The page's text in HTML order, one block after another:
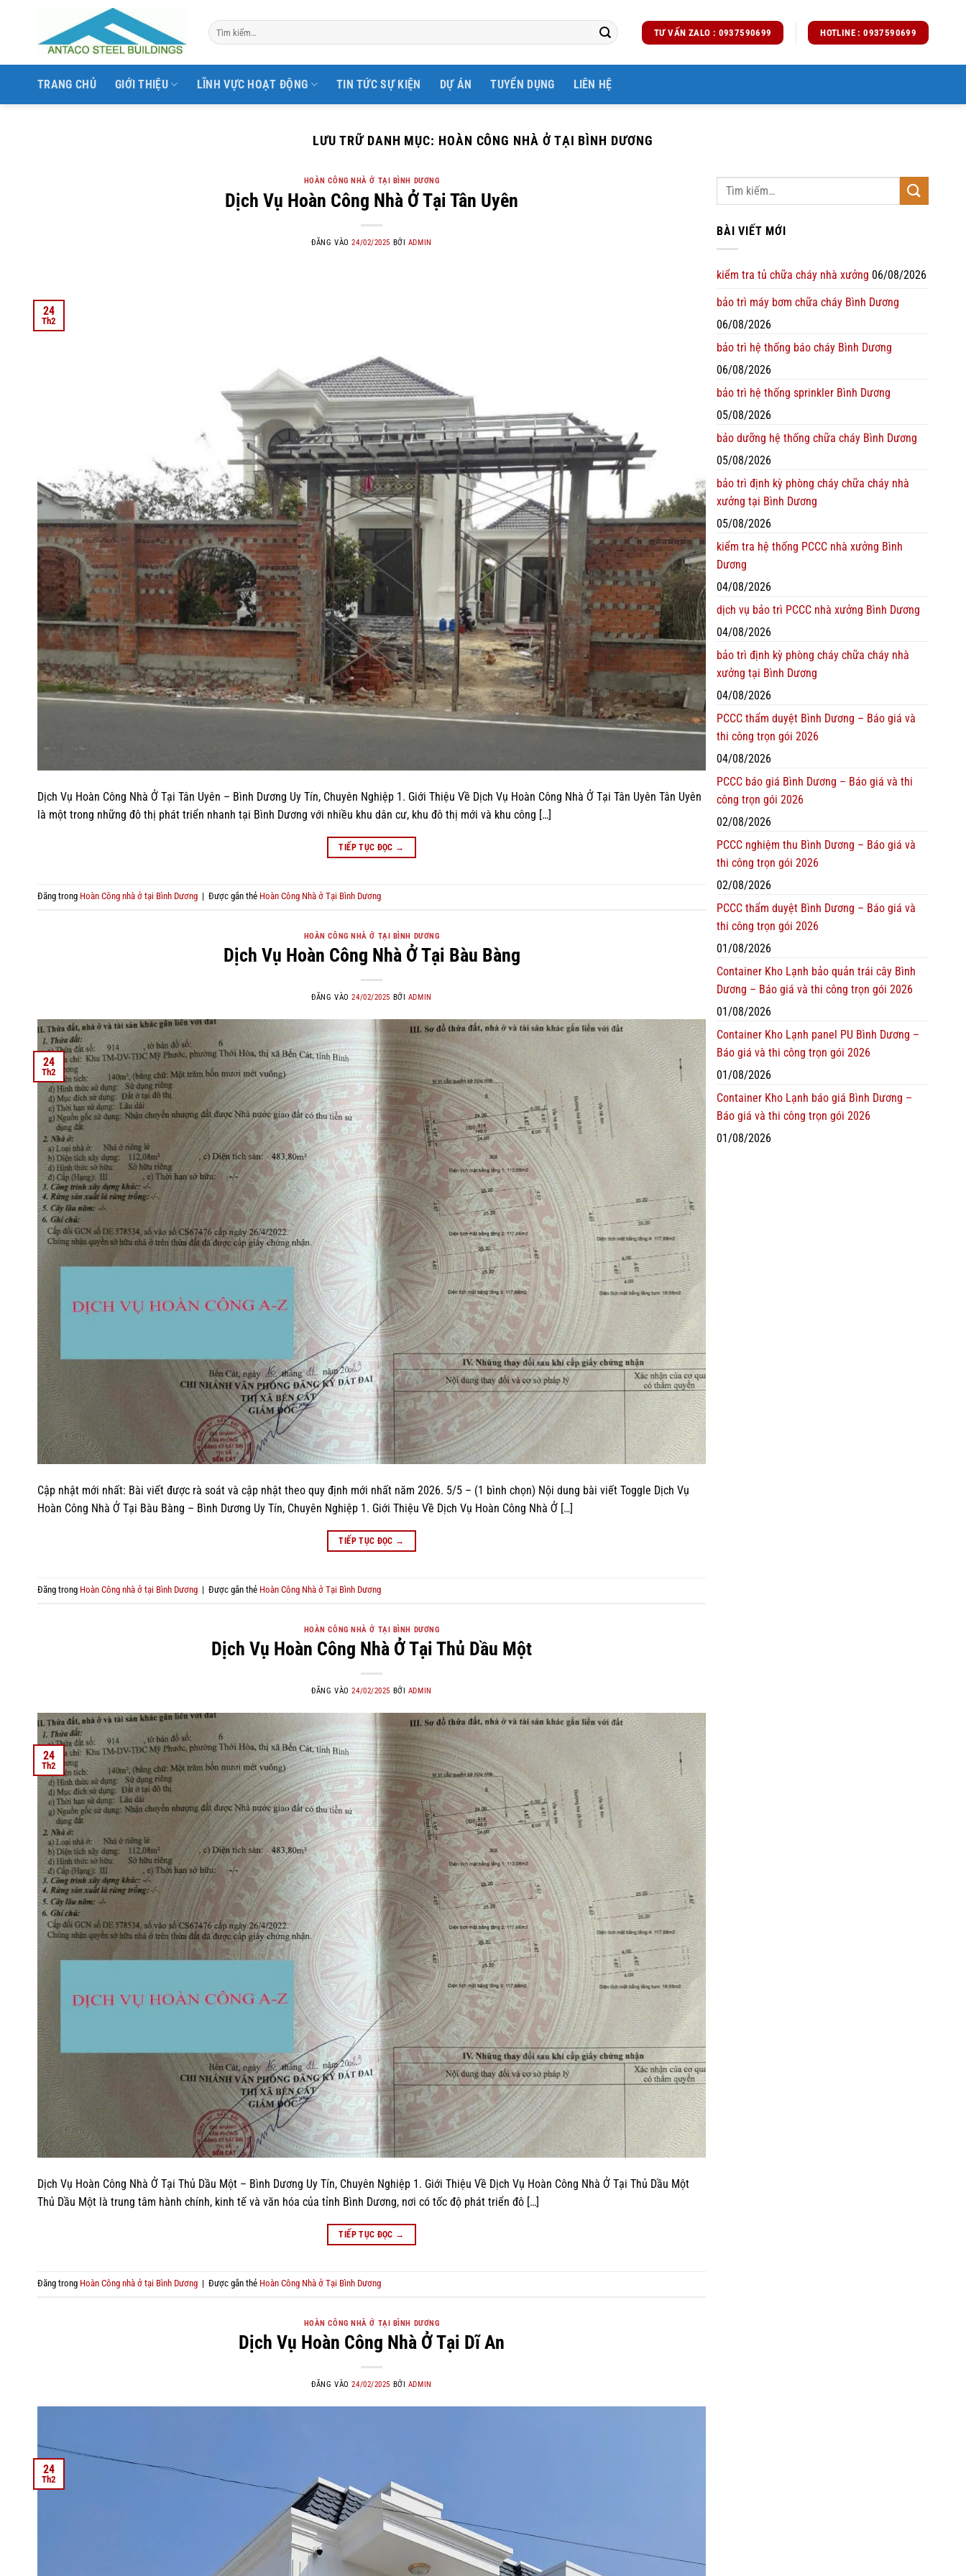
dung
TƯ VẤN ZALO : 0937590699 HOTLINE : 0937590699
TRANG CHỦ GIỚI THIỆU LĨNH VỰC HOẠT ĐỘNG TIN TỨC SỰ KIỆN DỰ ÁN TUYỂN DỤNG LIÊN HỆ
LƯU TRỮ DANH MỤC: HOÀN CÔNG NHÀ Ở TẠI BÌNH DƯƠNG
HOÀN CÔNG NHÀ Ở TẠI BÌNH DƯƠNG
Dịch Vụ Hoàn Công Nhà Ở Tại Tân Uyên
ĐĂNG VÀO24/02/2025 BỞI ADMIN
24
Th2
Dịch Vụ Hoàn Công Nhà Ở Tại Tân Uyên – Bình Dương Uy Tín, Chuyên Nghiệp 1. Giới Thiệu Về Dịch Vụ Hoàn Công Nhà Ở Tại Tân Uyên Tân Uyên
là một trong những đô thị phát triển nhanh tại Bình Dương với nhiều khu dân cư, khu đô thị mới và khu công […]
TIẾP TỤC ĐỌC →
Đăng trong Hoàn Công nhà ở tại Bình Dương | Được gắn thẻ Hoàn Công Nhà ở Tại Bình Dương
HOÀN CÔNG NHÀ Ở TẠI BÌNH DƯƠNG
Dịch Vụ Hoàn Công Nhà Ở Tại Bàu Bàng
ĐĂNG VÀO24/02/2025 BỞI ADMIN
24
Th2
Cập nhật mới nhất: Bài viết được rà soát và cập nhật theo quy định mới nhất năm 2026. 5/5 – (1 bình chọn) Nội dung bài viết Toggle Dịch Vụ
Hoàn Công Nhà Ở Tại Bàu Bàng – Bình Dương Uy Tín, Chuyên Nghiệp 1. Giới Thiệu Về Dịch Vụ Hoàn Công Nhà Ở […]
TIẾP TỤC ĐỌC →
Đăng trong Hoàn Công nhà ở tại Bình Dương | Được gắn thẻ Hoàn Công Nhà ở Tại Bình Dương
HOÀN CÔNG NHÀ Ở TẠI BÌNH DƯƠNG
Dịch Vụ Hoàn Công Nhà Ở Tại Thủ Dầu Một
ĐĂNG VÀO24/02/2025 BỞI ADMIN
24
Th2
Dịch Vụ Hoàn Công Nhà Ở Tại Thủ Dầu Một – Bình Dương Uy Tín, Chuyên Nghiệp 1. Giới Thiệu Về Dịch Vụ Hoàn Công Nhà Ở Tại Thủ Dầu Một
Thủ Dầu Một là trung tâm hành chính, kinh tế và văn hóa của tỉnh Bình Dương, nơi có tốc độ phát triển đô […]
TIẾP TỤC ĐỌC →
Đăng trong Hoàn Công nhà ở tại Bình Dương | Được gắn thẻ Hoàn Công Nhà ở Tại Bình Dương
HOÀN CÔNG NHÀ Ở TẠI BÌNH DƯƠNG
Dịch Vụ Hoàn Công Nhà Ở Tại Dĩ An
ĐĂNG VÀO24/02/2025 BỞI ADMIN
24
Th2
BÀI VIẾT MỚI
kiểm tra tủ chữa cháy nhà xưởng 06/08/2026
bảo trì máy bơm chữa cháy Bình Dương
06/08/2026
bảo trì hệ thống báo cháy Bình Dương
06/08/2026
bảo trì hệ thống sprinkler Bình Dương
05/08/2026
bảo dưỡng hệ thống chữa cháy Bình Dương
05/08/2026
bảo trì định kỳ phòng cháy chữa cháy nhà
xưởng tại Bình Dương
05/08/2026
kiểm tra hệ thống PCCC nhà xưởng Bình
Dương
04/08/2026
dịch vụ bảo trì PCCC nhà xưởng Bình Dương
04/08/2026
bảo trì định kỳ phòng cháy chữa cháy nhà
xưởng tại Bình Dương
04/08/2026
PCCC thẩm duyệt Bình Dương – Báo giá và
thi công trọn gói 2026
04/08/2026
PCCC báo giá Bình Dương – Báo giá và thi
công trọn gói 2026
02/08/2026
PCCC nghiệm thu Bình Dương – Báo giá và
thi công trọn gói 2026
02/08/2026
PCCC thẩm duyệt Bình Dương – Báo giá và
thi công trọn gói 2026
01/08/2026
Container Kho Lạnh bảo quản trái cây Bình
Dương – Báo giá và thi công trọn gói 2026
01/08/2026
Container Kho Lạnh panel PU Bình Dương –
Báo giá và thi công trọn gói 2026
01/08/2026
Container Kho Lạnh báo giá Bình Dương –
Báo giá và thi công trọn gói 2026
01/08/2026